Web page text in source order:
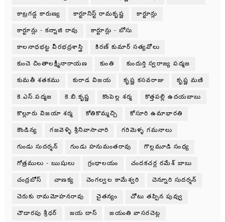
కాట్రగడ్డ కారుణ్య కార్టూనిస్ట్ రామకృష్ణ కార్టూన్లు
కార్టూన్లు - కన్నాజి రావు కార్టూన్లు - బోసు
కాలనాధభట్ట వీరభద్రశాస్త్రి కిరణ్ కుమార్ సత్యవోలు
కుంచె చింతాలక్ష్మీనారాయణ కుంతి కుందుర్తి స్వరాజ్య పద్మజ
కుమతీ శతకము కురాడ విజయ కృష్ణ కసవరాజు కృష్ణ మణి
కె.ఎస్.పద్మజ కె.బి.కృష్ణ కొంపెల్ల శర్మ కొత్తపల్లి ఉదయబాబు
కొల్లూరు విజయా శర్మ కోతికొమ్మచ్చి కోసూరి ఉమాభారతి
కౌండిన్య గజవెళ్ళి శ్రీనివాసాచారి గరిమెళ్ళ గమనాలు
గుండు సుదర్శన్ గుండు హనుమంతరావు గొల్లమూడి సంధ్య
గోత్రములు - ఋషులు గ్రంధాలయం చందకచర్ల రమేశ్ బాబు
చంద్రబోస్ చాణక్య చెంగల్వల కామేశ్వరి చెన్నూరి సుదర్శన్
చెరుకు రామమోహనరావు చైతన్యం చోటు తప్పిన పువ్వు
చౌడారపు శ్రీధర్ జయ దాస్ జయంతి వాసరచెట్ల